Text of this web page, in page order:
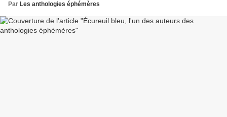
Par Les anthologies éphémères